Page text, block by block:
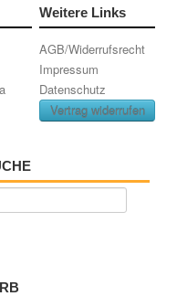
Weitere Links
AGB/Widerrufsrecht
Impressum
Datenschutz
Vertrag widerrufen